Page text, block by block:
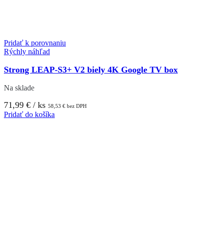
Pridať k porovnaniu
Rýchly náhľad
Strong LEAP-S3+ V2 biely 4K Google TV box
Na sklade
71,99 € / ks 58,53 € bez DPH
Pridať do košíka